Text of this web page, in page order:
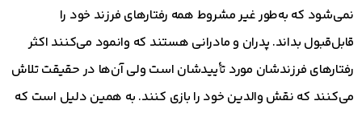
نمی‌شود که به‌طور غیر مشروط همه رفتارهای فرزند خود را
قابل‌قبول بداند. پدران و مادرانی هستند که وانمود می‌کنند اکثر
رفتارهای فرزندشان مورد تأییدشان است ولی آن‌ها در حقیقت تلاش
می‌کنند که نقش والدین خود را بازی کنند. به همین دلیل است که